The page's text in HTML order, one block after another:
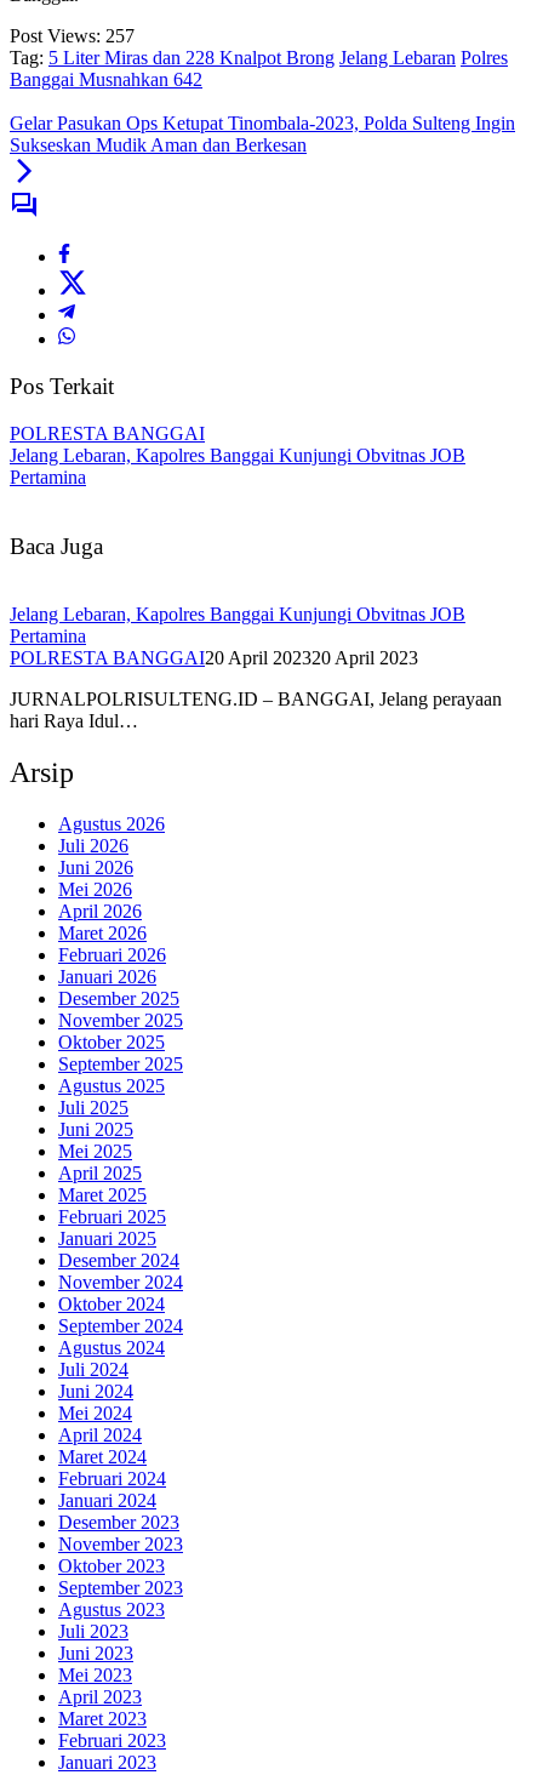
Post Views: 257
Tag: 5 Liter Miras dan 228 Knalpot Brong Jelang Lebaran Polres
Banggai Musnahkan 642
Gelar Pasukan Ops Ketupat Tinombala-2023, Polda Sulteng Ingin
Sukseskan Mudik Aman dan Berkesan
Pos Terkait
POLRESTA BANGGAI
Jelang Lebaran, Kapolres Banggai Kunjungi Obvitnas JOB
Pertamina
Baca Juga
Jelang Lebaran, Kapolres Banggai Kunjungi Obvitnas JOB
Pertamina
POLRESTA BANGGAI20 April 202320 April 2023
JURNALPOLRISULTENG.ID – BANGGAI, Jelang perayaan
hari Raya Idul…
Arsip
Agustus 2026
Juli 2026
Juni 2026
Mei 2026
April 2026
Maret 2026
Februari 2026
Januari 2026
Desember 2025
November 2025
Oktober 2025
September 2025
Agustus 2025
Juli 2025
Juni 2025
Mei 2025
April 2025
Maret 2025
Februari 2025
Januari 2025
Desember 2024
November 2024
Oktober 2024
September 2024
Agustus 2024
Juli 2024
Juni 2024
Mei 2024
April 2024
Maret 2024
Februari 2024
Januari 2024
Desember 2023
November 2023
Oktober 2023
September 2023
Agustus 2023
Juli 2023
Juni 2023
Mei 2023
April 2023
Maret 2023
Februari 2023
Januari 2023